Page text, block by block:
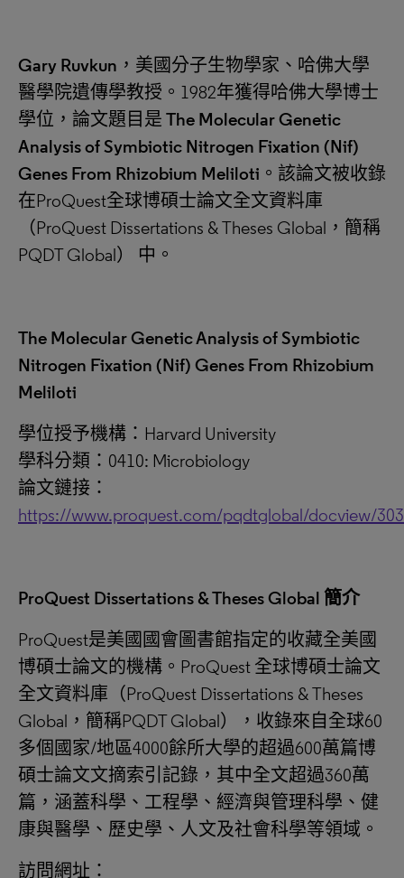
Gary Ruvkun ，美國分子生物學家、哈佛大學
醫學院遺傳學教授。1982年獲得哈佛大學博士
學位，論文題目是 The Molecular Genetic
Analysis of Symbiotic Nitrogen Fixation (Nif)
Genes From Rhizobium Meliloti 。該論文被收錄
在ProQuest全球博碩士論文全文資料庫
（ProQuest Dissertations & Theses Global，簡稱
PQDT Global） 中。
The Molecular Genetic Analysis of Symbiotic
Nitrogen Fixation (Nif) Genes From Rhizobium
Meliloti
學位授予機構：Harvard University
學科分類：0410: Microbiology
論文鏈接：
https://www.proquest.com/pqdtglobal/docview/
ProQuest Dissertations & Theses Global 簡介
ProQuest是美國國會圖書館指定的收藏全美國
博碩士論文的機構。ProQuest 全球博碩士論文
全文資料庫（ProQuest Dissertations & Theses
Global，簡稱PQDT Global），收錄來自全球60
多個國家/地區4000餘所大學的超過600萬篇博
碩士論文文摘索引記錄，其中全文超過360萬
篇，涵蓋科學、工程學、經濟與管理科學、健
康與醫學、歷史學、人文及社會科學等領域。
訪問網址：